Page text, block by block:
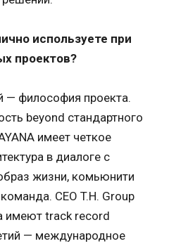
используете при
проектов?
— философия проекта.
beyond стандартного
имеет четкое
в диалоге с
жизни, комьюнити
CEO T.H. Group
имеют track record
— международное